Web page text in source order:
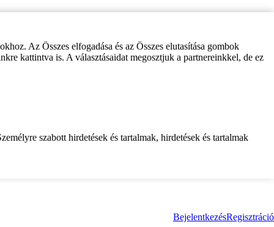
Az Összes elfogadása és az Összes elutasítása gombok
kattintva is. A választásaidat megosztjuk a partnereinkkel, de ez
szabott hirdetések és tartalmak, hirdetések és tartalmak
BejelentkezésRegisztráció